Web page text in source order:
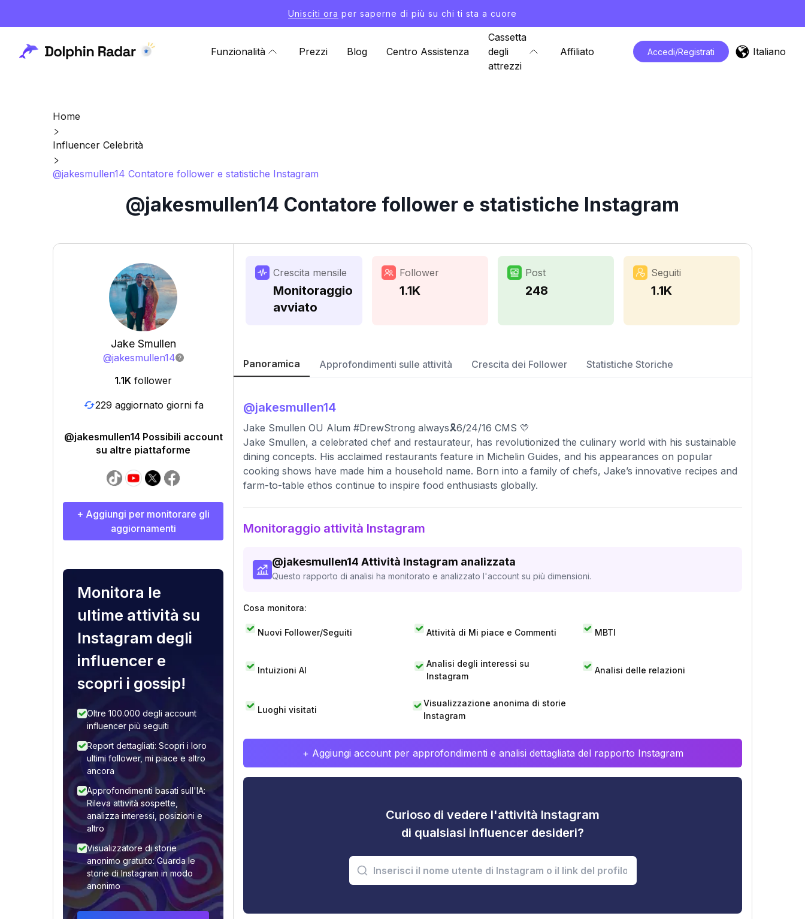
Unisciti ora per saperne di più su chi ti sta a cuore
Funzionalità Prezzi Blog Centro Assistenza
Cassetta
degli
attrezzi
Affiliato Accedi/Registrati Italiano
Home
Influencer Celebrità
@jakesmullen14 Contatore follower e statistiche Instagram
@jakesmullen14 Contatore follower e statistiche Instagram
Jake Smullen
@jakesmullen14
1.1K follower
229 aggiornato giorni fa
@jakesmullen14 Possibili account
su altre piattaforme
+ Aggiungi per monitorare gli
aggiornamenti
Monitora le
ultime attività su
Instagram degli
influencer e
scopri i gossip!
Oltre 100.000 degli account
influencer più seguiti
Report dettagliati: Scopri i loro
ultimi follower, mi piace e altro
ancora
Approfondimenti basati sull'IA:
Rileva attività sospette,
analizza interessi, posizioni e
altro
Visualizzatore di storie
anonimo gratuito: Guarda le
storie di Instagram in modo
anonimo
Crescita mensile
Monitoraggio
avviato
Follower
1.1K
Post
248
Seguiti
1.1K
Panoramica Approfondimenti sulle attività Crescita dei Follower Statistiche Storiche
@jakesmullen14
Jake Smullen OU Alum #DrewStrong always🎗6/24/16 CMS 💛
Jake Smullen, a celebrated chef and restaurateur, has revolutionized the culinary world with his sustainable
dining concepts. His acclaimed restaurants feature in Michelin Guides, and his appearances on popular
cooking shows have made him a household name. Born into a family of chefs, Jake’s innovative recipes and
farm-to-table ethos continue to inspire food enthusiasts globally.
Monitoraggio attività Instagram
@jakesmullen14 Attività Instagram analizzata
Questo rapporto di analisi ha monitorato e analizzato l'account su più dimensioni.
Cosa monitora:
Nuovi Follower/Seguiti Attività di Mi piace e Commenti MBTI
Intuizioni AI
Analisi degli interessi su
Instagram
Analisi delle relazioni
Luoghi visitati
Visualizzazione anonima di storie
Instagram
+ Aggiungi account per approfondimenti e analisi dettagliata del rapporto Instagram
Curioso di vedere l'attività Instagram
di qualsiasi influencer desideri?